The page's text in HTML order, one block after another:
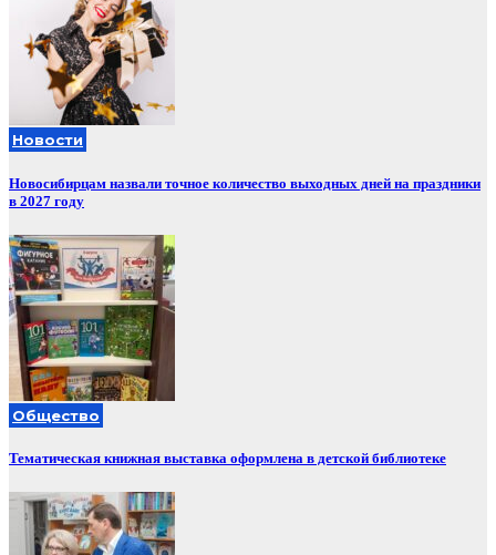
Новости
Новосибирцам назвали точное количество выходных дней на праздники
в 2027 году
Общество
Тематическая книжная выставка оформлена в детской библиотеке